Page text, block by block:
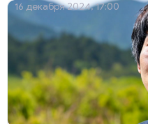
16 декабря 2024, 17:00